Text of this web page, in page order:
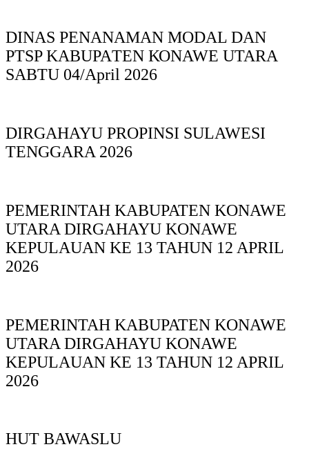
DINAS PΕΝΑΝΑΜAN MODAL DAN
PTSP KABUPAΤΕΝ ΚΟNAWE UTARA
SABTU 04/April 2026
DIRGAHAYU PROPINSI SULAWESI
TENGGARA 2026
PEMERINTAH KABUPATEN KONAWE
UTARA DIRGAHAYU KONAWE
KEPULAUAN KE 13 TAHUN 12 APRIL
2026
PEMERINTAH KABUPATEN KONAWE
UTARA DIRGAHAYU KONAWE
KEPULAUAN KE 13 TAHUN 12 APRIL
2026
HUT BAWASLU